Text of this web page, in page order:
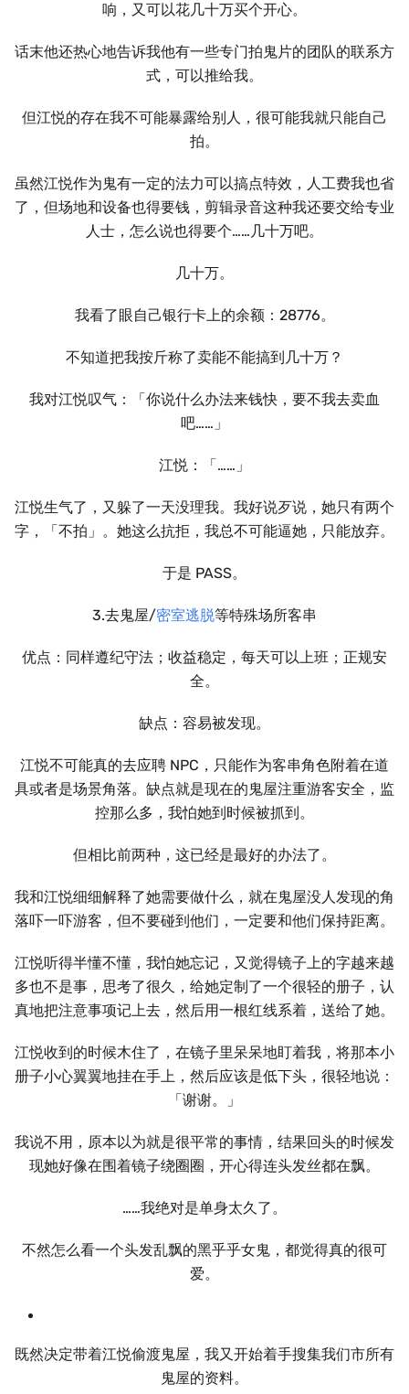
响，又可以花几十万买个开心。
话末他还热心地告诉我他有一些专门拍鬼片的团队的联系方
式，可以推给我。
但江悦的存在我不可能暴露给别人，很可能我就只能自己
拍。
虽然江悦作为鬼有一定的法力可以搞点特效，人工费我也省
了，但场地和设备也得要钱，剪辑录音这种我还要交给专业
人士，怎么说也得要个……几十万吧。
几十万。
我看了眼自己银行卡上的余额：28776。
不知道把我按斤称了卖能不能搞到几十万？
我对江悦叹气：「你说什么办法来钱快，要不我去卖血
吧……」
江悦：「……」
江悦生气了，又躲了一天没理我。我好说歹说，她只有两个
字，「不拍」。她这么抗拒，我总不可能逼她，只能放弃。
于是 PASS。
3.去鬼屋/密室逃脱等特殊场所客串
优点：同样遵纪守法；收益稳定，每天可以上班；正规安
全。
缺点：容易被发现。
江悦不可能真的去应聘 NPC，只能作为客串角色附着在道
具或者是场景角落。缺点就是现在的鬼屋注重游客安全，监
控那么多，我怕她到时候被抓到。
但相比前两种，这已经是最好的办法了。
我和江悦细细解释了她需要做什么，就在鬼屋没人发现的角
落吓一吓游客，但不要碰到他们，一定要和他们保持距离。
江悦听得半懂不懂，我怕她忘记，又觉得镜子上的字越来越
多也不是事，思考了很久，给她定制了一个很轻的册子，认
真地把注意事项记上去，然后用一根红线系着，送给了她。
江悦收到的时候木住了，在镜子里呆呆地盯着我，将那本小
册子小心翼翼地挂在手上，然后应该是低下头，很轻地说：
「谢谢。」
我说不用，原本以为就是很平常的事情，结果回头的时候发
现她好像在围着镜子绕圈圈，开心得连头发丝都在飘。
……我绝对是单身太久了。
不然怎么看一个头发乱飘的黑乎乎女鬼，都觉得真的很可
爱。
既然决定带着江悦偷渡鬼屋，我又开始着手搜集我们市所有
鬼屋的资料。